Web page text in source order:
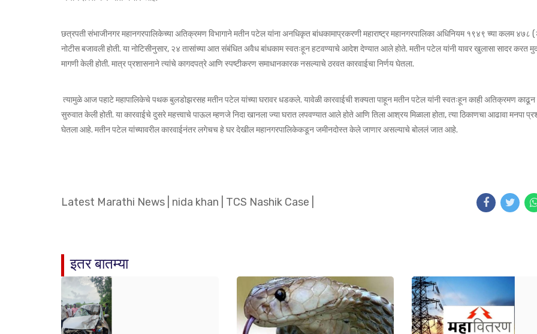
छत्रपती संभाजीनगर महानगरपालिकेच्या अतिक्रमण विभागाने मतीन पटेल यांना अनधिकृत बांधकामाप्रकरणी महाराष्ट्र महानगरपालिका अधिनियम १९४९ च्या कलम ४७८
नोटीस बजावली होती. या नोटिसीनुसार, २४ तासांच्या आत संबंधित अवैध बांधकाम स्वतःहून हटवण्याचे आदेश देण्यात आले होते. मतीन पटेल यांनी यावर खुलासा सादर करत
मागणी केली होती. मात्र प्रशासनाने त्यांचे कागदपत्रे आणि स्पष्टीकरण समाधानकारक नसल्याचे ठरवत कारवाईचा निर्णय घेतला.
त्यामुळे आज पहाटे महापालिकेचे पथक बुलडोझरसह मतीन पटेल यांच्या घरावर धडकले. यावेळी कारवाईची शक्यता पाहून मतीन पटेल यांनी स्वतःहून काही अतिक्रमण काढून
सुरुवात केली होती. या कारवाईचे दुसरे महत्त्वाचे पाऊल म्हणजे निदा खानला ज्या घरात लपवण्यात आले होते आणि तिला आश्रय मिळाला होता, त्या ठिकाणचा आढावा मनपा
घेतला आहे. मतीन पटेल यांच्यावरील कारवाईनंतर लगेचच हे घर देखील महानगरपालिकेकडून जमीनदोस्त केले जाणार असल्याचे बोललं जात आहे.
Latest Marathi News nida khan TCS Nashik Case
इतर बातम्या